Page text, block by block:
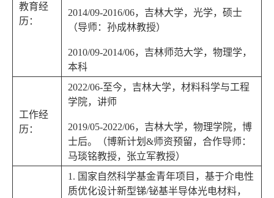
教育经
历：
2014/09-2016/06，吉林大学，光学，硕士
（导师：孙成林教授）
2010/09-2014/06，吉林师范大学，物理学，
本科
工作经
历：
2022/06-至今，吉林大学，材料科学与工程
学院，讲师
2019/05-2022/06，吉林大学，物理学院，博
士后。（博新计划 &师资预留，合作导师：
马琰铭教授，张立军教授）
1. 国家自然科学基金青年项目，基于介电性
质优化设计新型锑/铋基半导体光电材料，